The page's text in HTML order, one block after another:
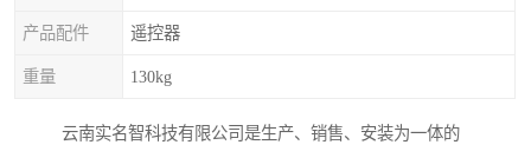
产品配件 遥控器
重量 130kg
云南实名智科技有限公司是生产、销售、安装为一体的